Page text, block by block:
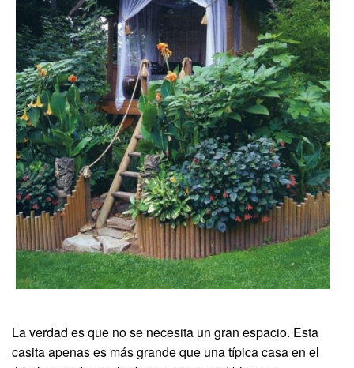
La verdad es que no se necesita un gran espacio. Esta
casita apenas es más grande que una típica casa en el